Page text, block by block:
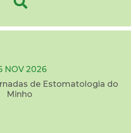
NOV 2026
de Estomatologia do
Minho